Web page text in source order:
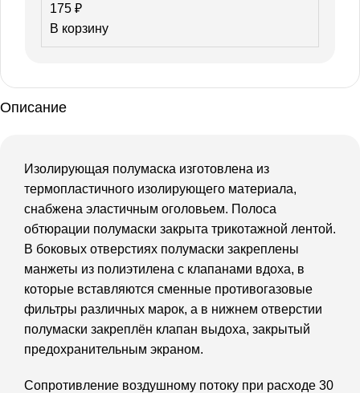
175 ₽
В корзину
Описание
Изолирующая полумаска изготовлена из
термопластичного изолирующего материала,
снабжена эластичным оголовьем. Полоса
обтюрации полумаски закрыта трикотажной лентой.
В боковых отверстиях полумаски закреплены
манжеты из полиэтилена с клапанами вдоха, в
которые вставляются сменные противогазовые
фильтры различных марок, а в нижнем отверстии
полумаски закреплён клапан выдоха, закрытый
предохранительным экраном.
Сопротивление воздушному потоку при расходе 30